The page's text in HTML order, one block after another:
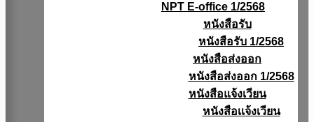
NPT E-office 1/2568
หนังสือรับ
หนังสือรับ 1/2568
หนังสือส่งออก
หนังสือส่งออก 1/2568
หนังสือแจ้งเวียน
หนังสือเเจ้งเวียน